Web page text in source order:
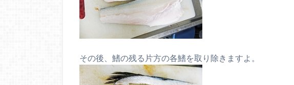
その後、鰭の残る片方の各鰭を取り除きますよ。